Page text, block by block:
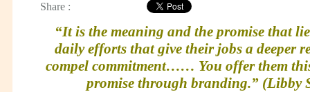
Share :
“It is the meaning and the promise that
daily efforts that give their jobs a deeper
compel commitment…… You offer them
promise through branding.” (Libby